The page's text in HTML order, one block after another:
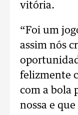
vitória.
“Foi um
assim nós
felizmente
com a bola
nossa e